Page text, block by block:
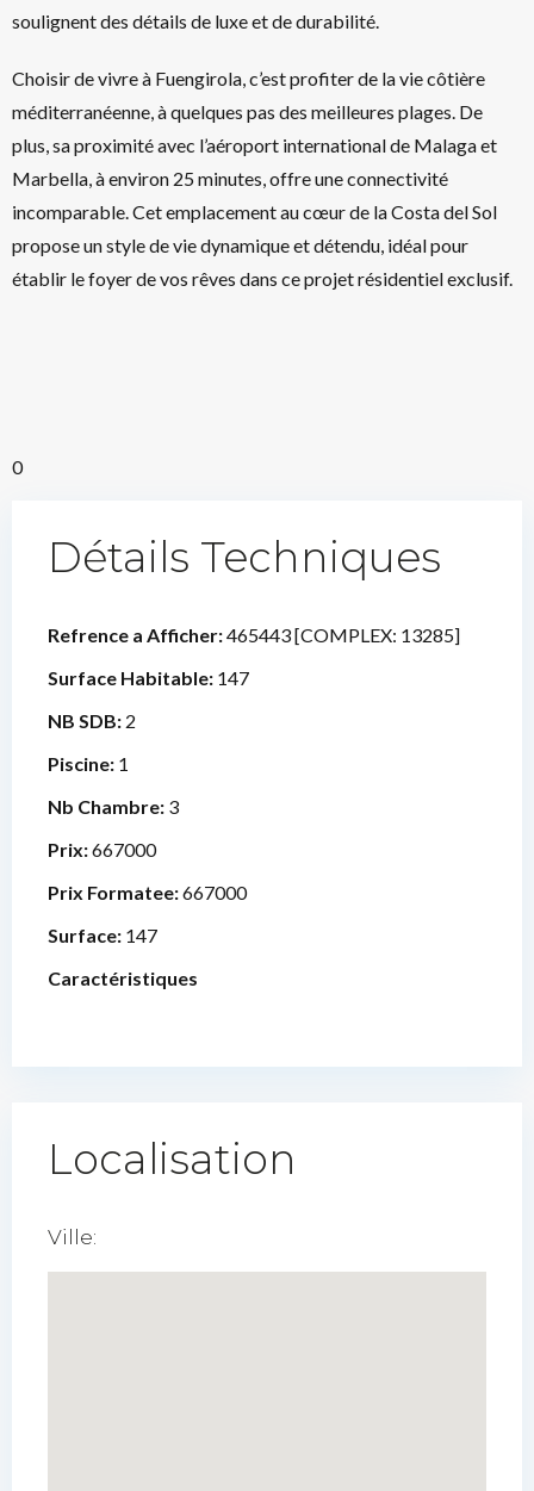
soulignent des détails de luxe et de durabilité.
Choisir de vivre à Fuengirola, c’est profiter de la vie côtière
méditerranéenne, à quelques pas des meilleures plages. De
plus, sa proximité avec l’aéroport international de Malaga et
Marbella, à environ 25 minutes, offre une connectivité
incomparable. Cet emplacement au cœur de la Costa del Sol
propose un style de vie dynamique et détendu, idéal pour
établir le foyer de vos rêves dans ce projet résidentiel exclusif.
0
Détails Techniques
Refrence a Afficher:465443 [COMPLEX: 13285]
Surface Habitable: 147
NB SDB: 2
Piscine: 1
Nb Chambre: 3
Prix:667000
Prix Formatee:667000
Surface: 147
Caractéristiques
Localisation
Ville: